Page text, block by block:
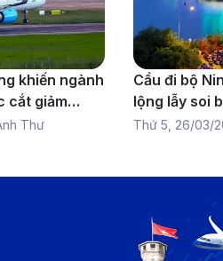
những hãng bay hàng đầu
Đảo (VCS). Du khách
khiến ngành
cắt giảm
liệu diện
Thư
Cầu đi bộ
lộng lẫy soi
Thứ 5 26/03/